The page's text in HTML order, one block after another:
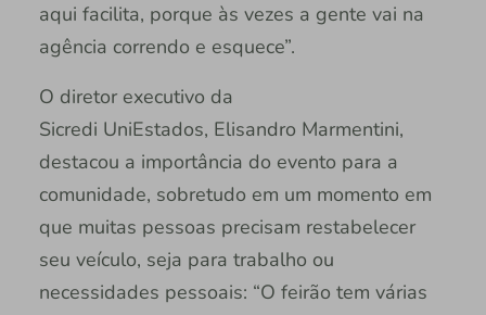
aqui facilita, porque às vezes a gente vai na
agência correndo e esquece”.
O diretor executivo da
Sicredi UniEstados, Elisandro Marmentini,
destacou a importância do evento para a
comunidade, sobretudo em um momento em
que muitas pessoas precisam restabelecer
seu veículo, seja para trabalho ou
necessidades pessoais: “O feirão tem várias